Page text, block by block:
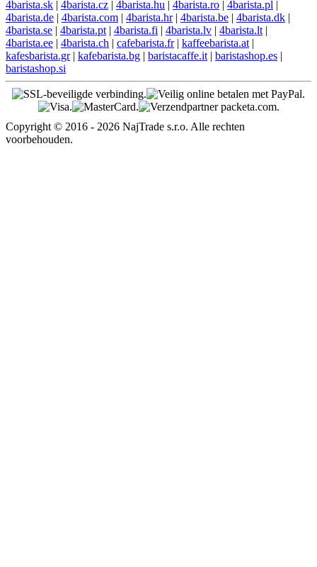
4barista.sk | 4barista.cz | 4barista.hu | 4barista.ro | 4barista.pl |
4barista.de | 4barista.com | 4barista.hr| 4barista.be | 4barista.dk |
4barista.se | 4barista.pt | 4barista.fi | 4barista.lv | 4barista.lt |
4barista.ee | 4barista.ch | cafebarista.fr| kaffeebarista.at |
kafesbarista.gr| kafebarista.bg | baristacaffe.it | baristashop.es |
baristashop.si
Copyright © 2016 - 2026 NajTrade s.r.o. Alle rechten
voorbehouden.